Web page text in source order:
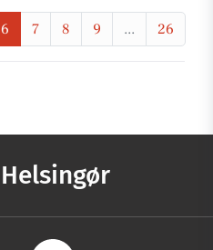
6 7 8 9 ... 26
Helsingør